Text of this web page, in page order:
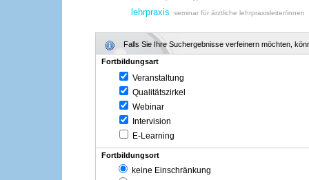
lehrpraxis seminar für ärztliche lehrpraxisleiter/innen
Falls Sie Ihre Suchergebnisse verfeinern möchten,
Fortbildungsart
Veranstaltung
Qualitätszirkel
Webinar
Intervision
E-Learning
Fortbildungsort
keine Einschränkung